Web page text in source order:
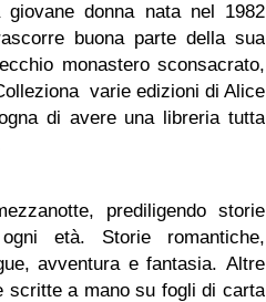
donna nata nel 1982
buona parte della sua
monastero sconsacrato,
varie edizioni di Alice
di avere una libreria tutta
prediligendo storie
età. Storie romantiche,
avventura e fantasia. Altre
scritte a mano su fogli di carta